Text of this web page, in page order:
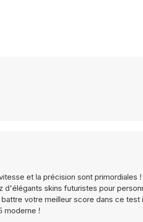
et la précision sont primordiales
skins futuristes pour
votre meilleur score dans ce
moderne !